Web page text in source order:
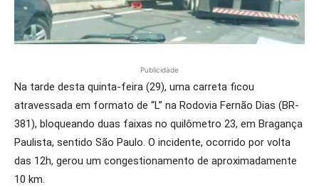
Publicidade
Na tarde desta quinta-feira (29), uma carreta ficou
atravessada em formato de “L” na Rodovia Fernão Dias (BR-
381), bloqueando duas faixas no quilômetro 23, em Bragança
Paulista, sentido São Paulo. O incidente, ocorrido por volta
das 12h, gerou um congestionamento de aproximadamente
10 km.